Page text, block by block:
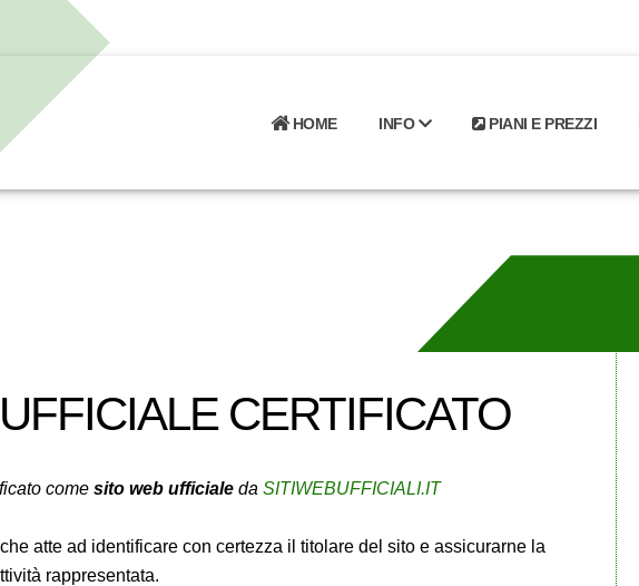
HOME INFO PIANI E PREZZI
CERTIFICATO
come sito web ufficiale da SITIWEBUFFICIALI.IT
atte ad identificare con certezza il titolare del sito e assicurarne la
rappresentata.